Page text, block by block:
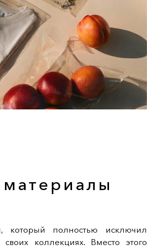
полностью исключил
коллекциях. Вместо этого